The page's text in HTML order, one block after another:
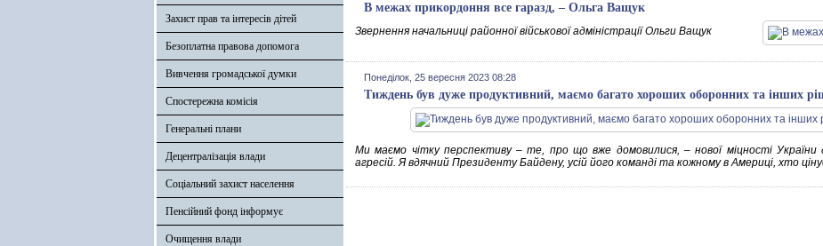
Захист прав та інтересів дітей
Безоплатна правова допомога
Вивчення громадської думки
Спостережна комісія
Генеральні плани
Децентралізація влади
Соціальний захист населення
Пенсійний фонд інформує
Очищення влади
В межах прикордоння все гаразд, – Ольга Ващук
Звернення начальниці районної військової адміністрації Ольги Ващук
Понеділок, 25 вересня 2023 08:28
Тиждень був дуже продуктивний, маємо багато хороших оборонних та інших
Ми маємо чітку перспективу – те, про що вже домовилися, – нової міцності України
агресій. Я вдячний Президенту Байдену, усій його команді та кожному в Америці, хто